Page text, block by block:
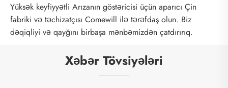
Yüksək keyfiyyətli Arızanın göstəricisi üçün aparıcı Çin
fabriki və təchizatçısı Comewill ilə tərəfdaş olun. Biz
dəqiqliyi və qayğını birbaşa mənbəmizdən çatdırırıq.
Xəbər Tövsiyələri